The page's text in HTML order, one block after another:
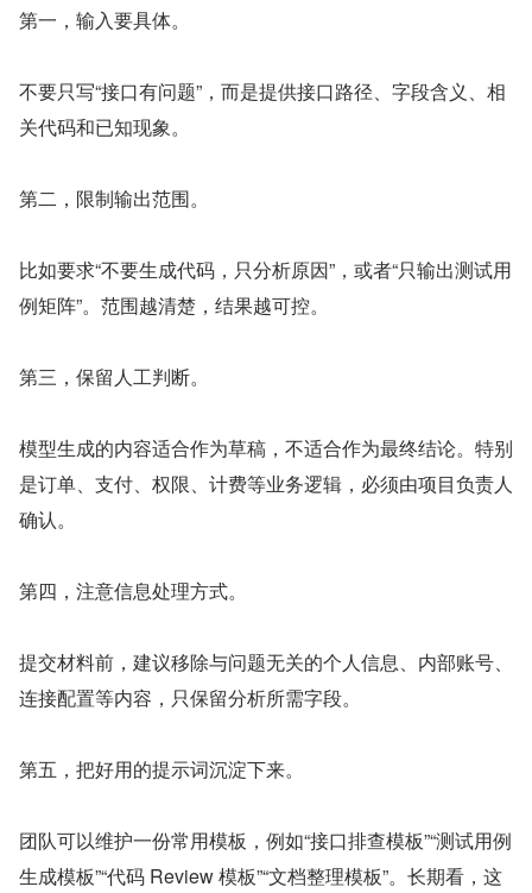
第一，输入要具体。
不要只写“接口有问题”，而是提供接口路径、字段含义、相
关代码和已知现象。
第二，限制输出范围。
比如要求“不要生成代码，只分析原因”，或者“只输出测试用
例矩阵”。范围越清楚，结果越可控。
第三，保留人工判断。
模型生成的内容适合作为草稿，不适合作为最终结论。特别
是订单、支付、权限、计费等业务逻辑，必须由项目负责人
确认。
第四，注意信息处理方式。
提交材料前，建议移除与问题无关的个人信息、内部账号、
连接配置等内容，只保留分析所需字段。
第五，把好用的提示词沉淀下来。
团队可以维护一份常用模板，例如“接口排查模板”“测试用例
生成模板”“代码 Review 模板”“文档整理模板”。长期看，这